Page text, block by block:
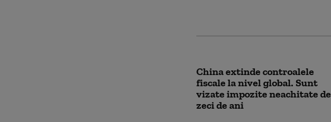
China extinde controalele
fiscale la nivel global. Sunt
vizate impozite neachitate de
zeci de ani